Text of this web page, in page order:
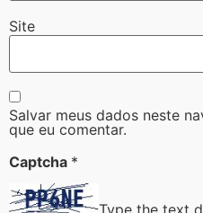
Site
Salvar meus dados neste
que eu comentar.
Captcha *